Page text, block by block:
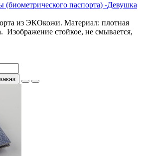
(биометрического паспорта) -Девушка
из ЭКОкожи. Материал: плотная
Изображение стойкое, не смывается,